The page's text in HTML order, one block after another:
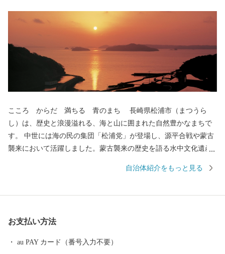
こころ からだ 満ちる 青のまち 長崎県松浦市（まつうら
し）は、歴史と浪漫溢れる、海と山に囲まれた自然豊かなまちで
す。 中世には海の民の集団「松浦党」が登場し、源平合戦や蒙古
襲来において活躍しました。蒙古襲来の歴史を語る水中文化遺産
鶏、養豚、養卵、酪農も行われているので、小さなまちですが、
自治体紹介をもっと見る
お支払い方法
au PAY カード（番号入力不要）